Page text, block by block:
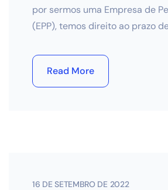
por sermos uma Empresa de
(EPP), temos direito ao prazo
Read More
16 DE SETEMBRO DE 2022